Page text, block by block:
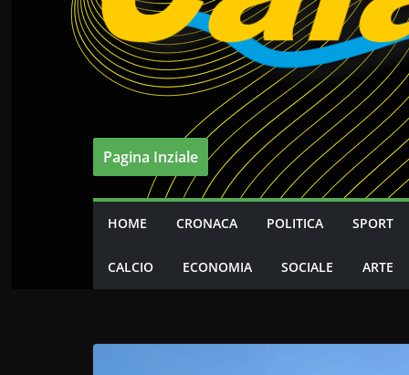
Pagina Inziale
HOME CRONACA POLITICA SPORT
CALCIO ECONOMIA SOCIALE ARTE